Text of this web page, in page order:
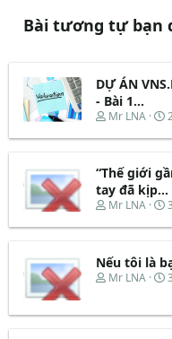
Bài tương tự bạn
DỰ ÁN
- Bài 1...
T
r
a
d
s
a
t
e
Mr LNA
N
à
b
t
ầ
“Thế giới
tay đã kịp...
T
r
a
d
a
Mr LNA
à
b
ắ
ầ
Nếu tôi là
T
e
Mr LNA
y